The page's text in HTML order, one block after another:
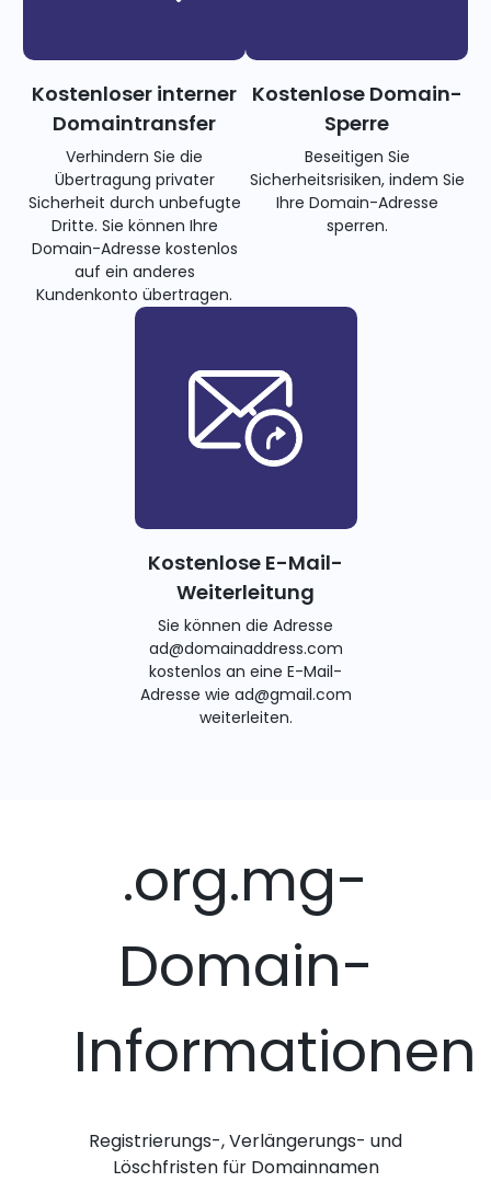
Kostenloser interner
Domaintransfer
Verhindern Sie die
Übertragung privater
Sicherheit durch unbefugte
Dritte. Sie können Ihre
Domain-Adresse kostenlos
auf ein anderes
Kundenkonto übertragen.
Kostenlose Domain-
Sperre
Beseitigen Sie
Sicherheitsrisiken, indem Sie
Ihre Domain-Adresse
sperren.
Kostenlose E-Mail-
Weiterleitung
Sie können die Adresse
ad@domainaddress.com
kostenlos an eine E-Mail-
Adresse wie ad@gmail.com
weiterleiten.
.org.mg-
Domain-
Informationen
Registrierungs-, Verlängerungs- und
Löschfristen für Domainnamen